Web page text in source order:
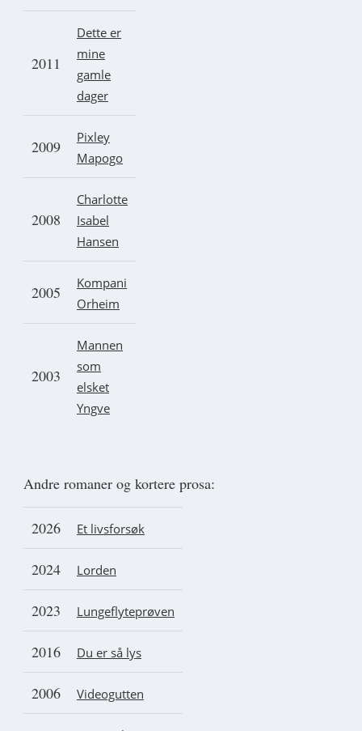
2011
Dette er
mine
gamle
dager
2009
Pixley
Mapogo
2008
Charlotte
Isabel
Hansen
2005
Kompani
Orheim
2003
Mannen
som
elsket
Yngve
Andre romaner og kortere prosa:
2026 Et livsforsøk
2024 Lorden
2023 Lungeflyteprøven
2016 Du er så lys
2006 Videogutten